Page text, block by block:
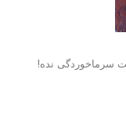
سرماخوردگی نده!